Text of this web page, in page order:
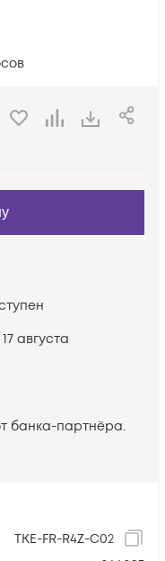
TKE-FR-R4Z-C02
17 августа
банка-партнёра.